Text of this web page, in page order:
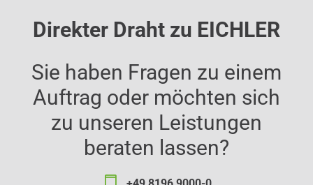
Direkter Draht zu EICHLER
Sie haben Fragen zu einem
Auftrag oder möchten sich
zu unseren Leistungen
beraten lassen?